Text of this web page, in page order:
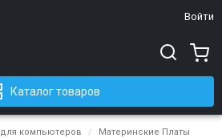
Войти
Каталог товаров
компьютеров
Материнские Платы